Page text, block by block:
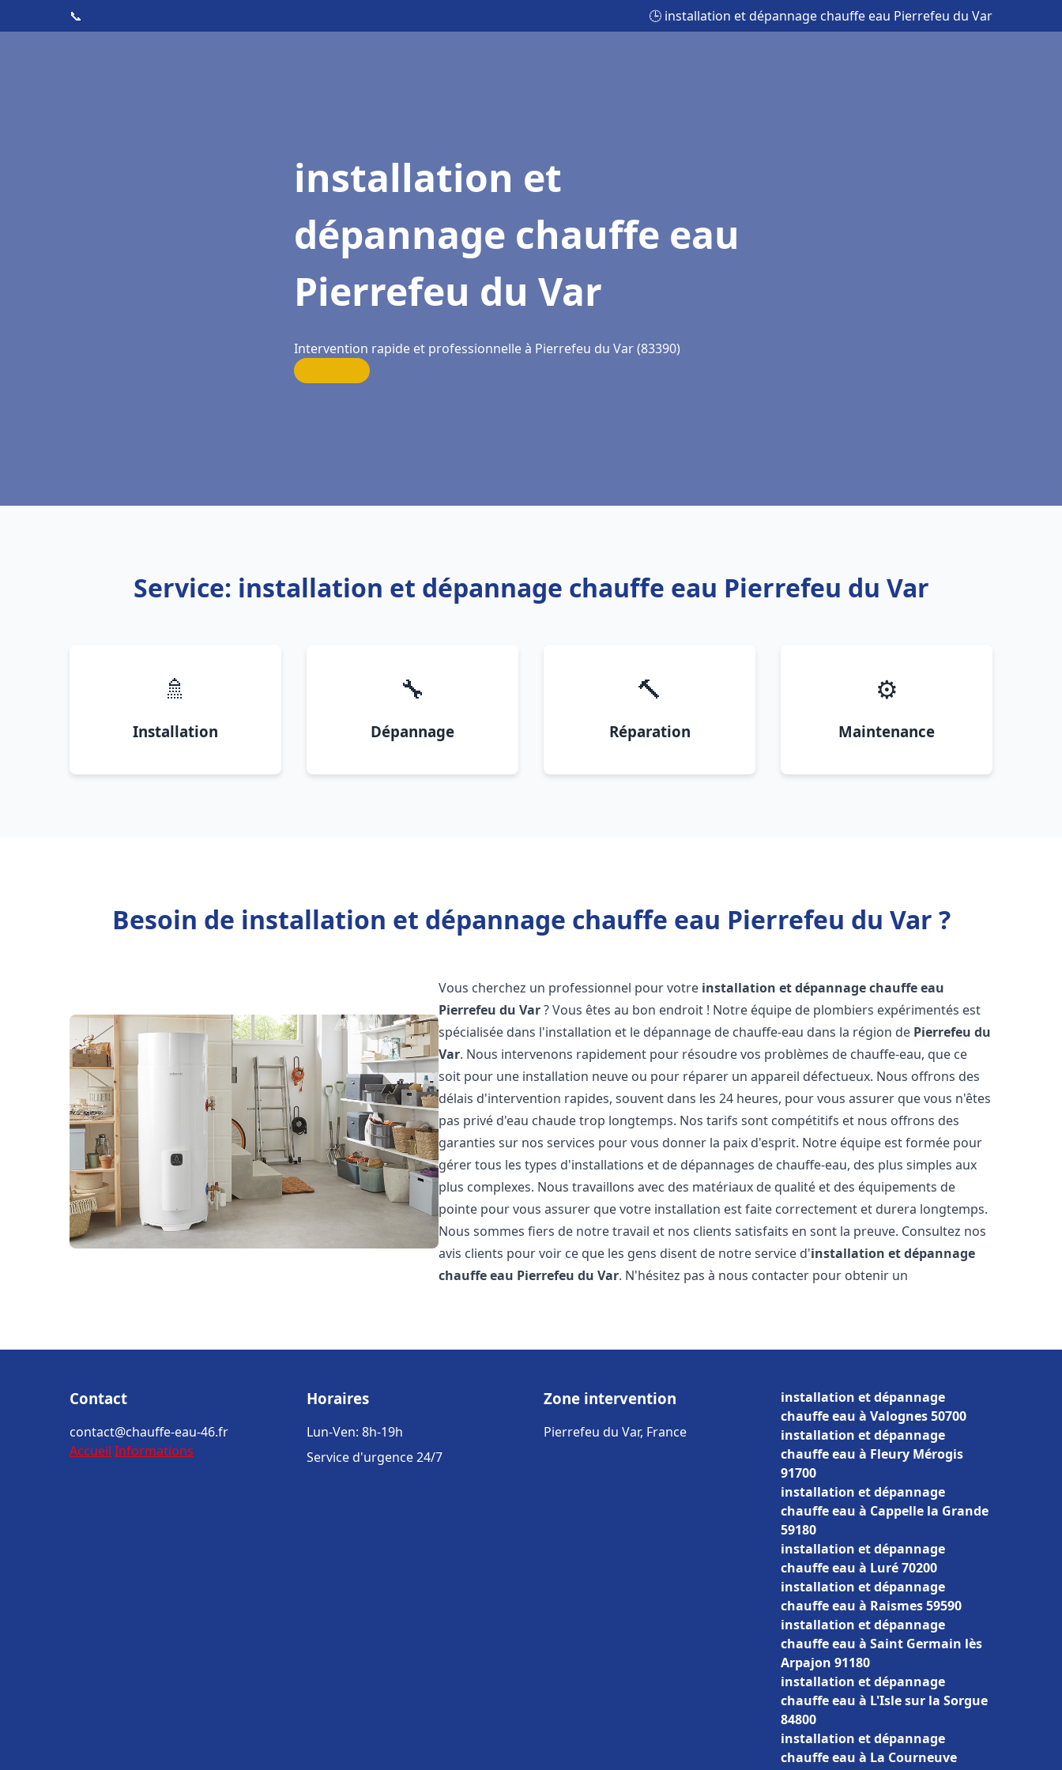
📞 🕒 installation et dépannage chauffe eau Pierrefeu du Var
installation et
dépannage chauffe eau
Pierrefeu du Var
Intervention rapide et professionnelle à Pierrefeu du Var (83390)
Service: installation et dépannage chauffe eau Pierrefeu du Var
🚿
Installation
🔧
Dépannage
🔨
Réparation
⚙️
Maintenance
Besoin de installation et dépannage chauffe eau Pierrefeu du Var ?
Vous cherchez un professionnel pour votre installation et dépannage chauffe eau
Pierrefeu du Var? Vous êtes au bon endroit ! Notre équipe de plombiers expérimentés est
spécialisée dans l'installation et le dépannage de chauffe-eau dans la région de Pierrefeu du
Var. Nous intervenons rapidement pour résoudre vos problèmes de chauffe-eau, que ce
soit pour une installation neuve ou pour réparer un appareil défectueux. Nous offrons des
délais d'intervention rapides, souvent dans les 24 heures, pour vous assurer que vous n'êtes
pas privé d'eau chaude trop longtemps. Nos tarifs sont compétitifs et nous offrons des
garanties sur nos services pour vous donner la paix d'esprit. Notre équipe est formée pour
gérer tous les types d'installations et de dépannages de chauffe-eau, des plus simples aux
plus complexes. Nous travaillons avec des matériaux de qualité et des équipements de
pointe pour vous assurer que votre installation est faite correctement et durera longtemps.
Nous sommes fiers de notre travail et nos clients satisfaits en sont la preuve. Consultez nos
avis clients pour voir ce que les gens disent de notre service d'installation et dépannage
chauffe eau Pierrefeu du Var. N'hésitez pas à nous contacter pour obtenir un
Contact
contact@chauffe-eau-46.fr
Accueil Informations
Horaires
Lun-Ven: 8h-19h
Service d'urgence 24/7
Zone intervention
Pierrefeu du Var, France
installation et dépannage
chauffe eau à Valognes 50700
installation et dépannage
chauffe eau à Fleury Mérogis
91700
installation et dépannage
chauffe eau à Cappelle la Grande
59180
installation et dépannage
chauffe eau à Luré 70200
installation et dépannage
chauffe eau à Raismes 59590
installation et dépannage
chauffe eau à Saint Germain lès
Arpajon 91180
installation et dépannage
chauffe eau à L'Isle sur la Sorgue
84800
installation et dépannage
chauffe eau à La Courneuve